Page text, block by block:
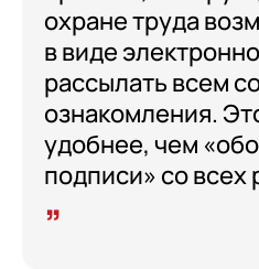
охране труда
в виде
рассылать всем
ознакомления.
удобнее, чем
подписи» со всех